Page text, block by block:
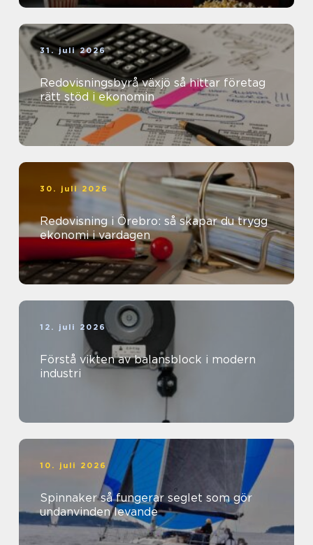
31. juli 2026
Redovisningsbyrå växjö så hittar företag
rätt stöd i ekonomin
30. juli 2026
Redovisning i Örebro: så skapar du trygg
ekonomi i vardagen
12. juli 2026
Förstå vikten av balansblock i modern
industri
10. juli 2026
Spinnaker så fungerar seglet som gör
undanvinden levande